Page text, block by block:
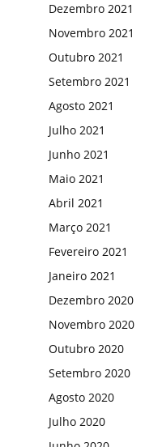
Dezembro 2021
Novembro 2021
Outubro 2021
Setembro 2021
Agosto 2021
Julho 2021
Junho 2021
Maio 2021
Abril 2021
Março 2021
Fevereiro 2021
Janeiro 2021
Dezembro 2020
Novembro 2020
Outubro 2020
Setembro 2020
Agosto 2020
Julho 2020